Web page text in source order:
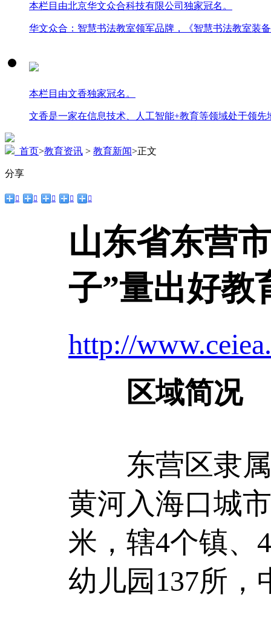
本栏目由北京华文众合科技有限公司独家冠名。
华文众合：智慧书法教室领军品牌，《智慧书法教室装
本栏目由文香独家冠名。
文香是一家在信息技术、人工智能+教育等领域处于领
首页>教育资讯 > 教育新闻>正文
分享
    
山东省东营
子”量出好教
http://
区域简况
东营区隶属
黄河入海口城
米，辖4个镇、
幼儿园137所，